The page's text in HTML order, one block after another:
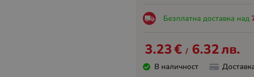
Безплатна доставка над
3.23€ / 6.32лв.
В наличност